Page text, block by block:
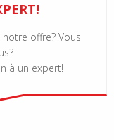
offre? Vous
à un expert!